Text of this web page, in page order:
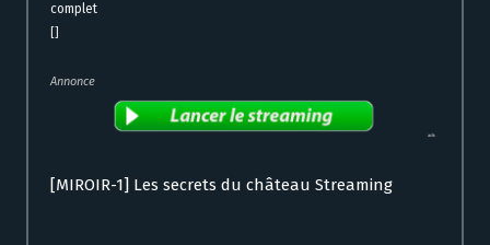
complet
Annonce
[MIROIR-1] Les secrets du château Streaming